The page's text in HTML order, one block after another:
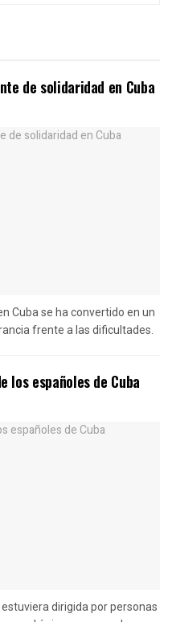
de solidaridad en Cuba
Cuba se ha convertido en un
frente a las dificultades.
los españoles de Cuba
dirigida por personas